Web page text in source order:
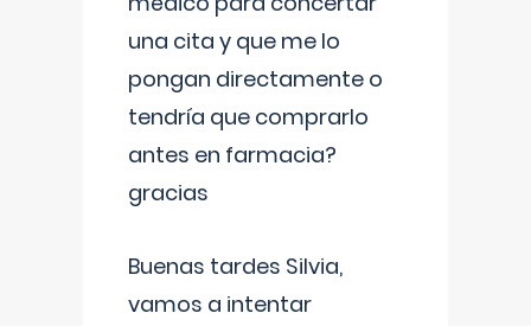
una cita y que me lo
pongan directamente o
tendría que comprarlo
antes en farmacia?
gracias
Buenas tardes Silvia,
vamos a intentar